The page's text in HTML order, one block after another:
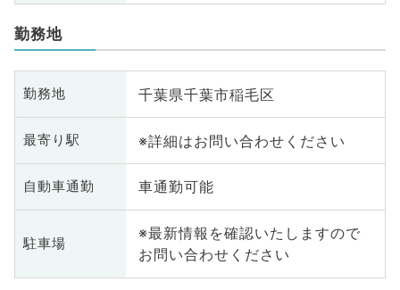
勤務地
勤務地 千葉県千葉市稲毛区
最寄り駅 ※詳細はお問い合わせください
自動車通勤 車通勤可能
駐車場
※最新情報を確認いたしますので
お問い合わせください